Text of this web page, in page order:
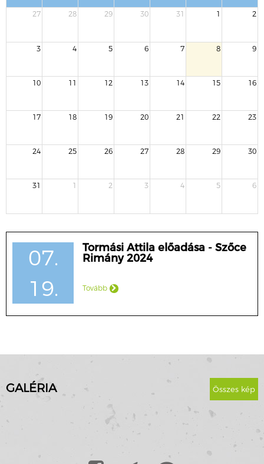
27 28 29 30 31 1 2
3 4 5 6 7 8 9
10 11 12 13 14 15 16
17 18 19 20 21 22 23
24 25 26 27 28 29 30
31 1 2 3 4 5 6
07.
19.
Tormási Attila előadása - Szőce
Rimány 2024
Tovább
GALÉRIA Összes kép